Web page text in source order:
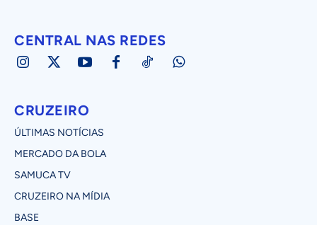
CENTRAL NAS REDES
CRUZEIRO
ÚLTIMAS NOTÍCIAS
MERCADO DA BOLA
SAMUCA TV
CRUZEIRO NA MÍDIA
BASE